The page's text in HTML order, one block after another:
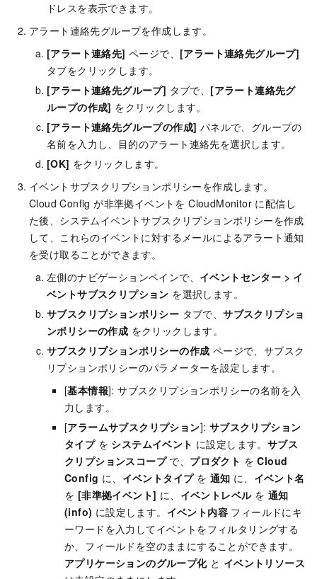
ドレスを表示できます。
アラート連絡先グループを作成します。
[アラート連絡先] ページで、 [アラート連絡先グループ]
タブをクリックします。
[アラート連絡先グループ] タブで、 [アラート連絡先グ
ループの作成] をクリックします。
[アラート連絡先グループの作成] パネルで、グループの
名前を入力し、目的のアラート連絡先を選択します。
[OK] をクリックします。
イベントサブスクリプションポリシーを作成します。
Cloud Config が非準拠イベントを CloudMonitor に配信し
た後、システムイベントサブスクリプションポリシーを作成
して、これらのイベントに対するメールによるアラート通知
を受け取ることができます。
左側のナビゲーションペインで、 イベントセンター > イ
ベントサブスクリプション を選択します。
サブスクリプションポリシー タブで、サブスクリプショ
ンポリシーの作成 をクリックします。
サブスクリプションポリシーの作成 ページで、サブスク
リプションポリシーのパラメーターを設定します。
[基本情報]: サブスクリプションポリシーの名前を入
力します。
[アラームサブスクリプション]: サブスクリプション
タイプを システムイベント に設定します。 サブス
クリプションスコープで、 プロダクト をCloud
Config に、 イベントタイプを 通知 に、 イベント名
を [非準拠イベント] に、 イベントレベルを 通知
(info) に設定します。 イベント内容 フィールドにキ
ーワードを入力してイベントをフィルタリングする
か、フィールドを空のままにすることができます。
アプリケーションのグループ化と イベントリソース